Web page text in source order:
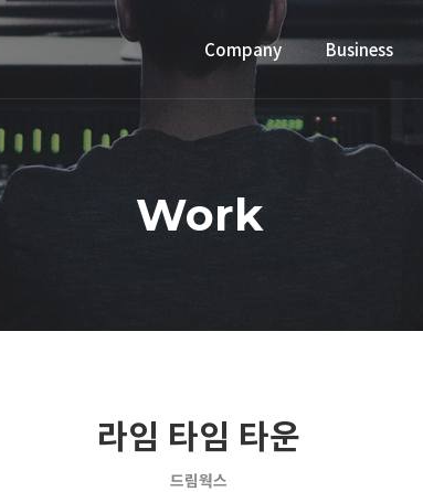
Company Business
Work
라임 타임 타운
드림웍스